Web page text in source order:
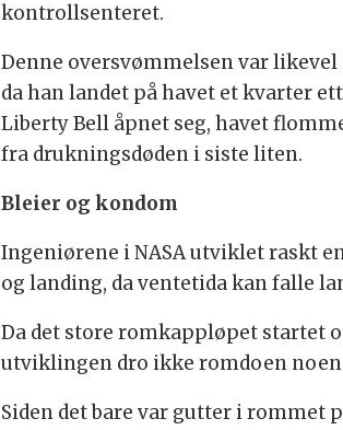
kontrollsenteret.
Denne oversvømmelsen var
da han landet på havet et kvarter
Liberty Bell åpnet seg, havet
fra drukningsdøden i siste liten.
Bleier og kondom
Ingeniørene i NASA utviklet raskt
og landing, da ventetida kan falle
Da det store romkappløpet startet
utviklingen dro ikke romdoen
Siden det bare var gutter i rommet